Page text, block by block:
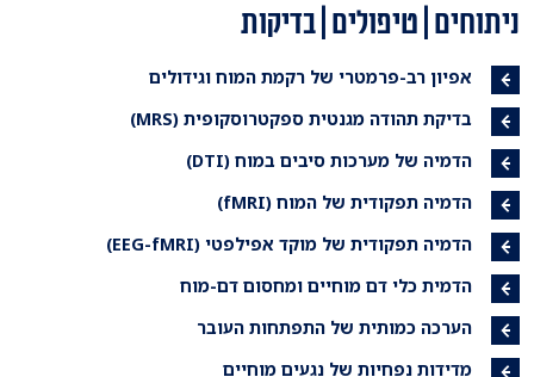
ניתוחים | טיפולים | בדיקות
אפיון רב-פרמטרי של רקמת המוח וגידולים
בדיקת תהודה מגנטית ספקטרוסקופית (MRS)
הדמיה של מערכות סיבים במוח (DTI)
הדמיה תפקודית של המוח (fMRI)
הדמיה תפקודית של מוקד אפילפטי (EEG-fMRI)
הדמית כלי דם מוחיים ומחסום דם-מוח
הערכה כמותית של התפתחות העובר
מדידות נפחיות של נגעים מוחיים